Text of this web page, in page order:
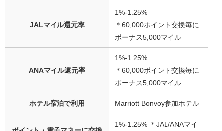
JALマイル還元率
1%-1.25%
＊60,000ポイント交換毎に
ボーナス5,000マイル
ANAマイル還元率
1%-1.25%
＊60,000ポイント交換毎に
ボーナス5,000マイル
ホテル宿泊で利用 Marriott Bonvoy参加ホテル
1%-1.25% ＊JAL/ANAマイ